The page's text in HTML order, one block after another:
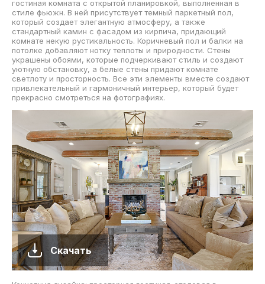
гостиная комната с открытой планировкой, выполненная в
стиле фьюжн. В ней присутствует темный паркетный пол,
который создает элегантную атмосферу, а также
стандартный камин с фасадом из кирпича, придающий
комнате некую рустикальность. Коричневый пол и балки на
потолке добавляют нотку теплоты и природности. Стены
украшены обоями, которые подчеркивают стиль и создают
уютную обстановку, а белые стены придают комнате
светлоту и просторность. Все эти элементы вместе создают
привлекательный и гармоничный интерьер, который будет
прекрасно смотреться на фотографиях.
Скачать